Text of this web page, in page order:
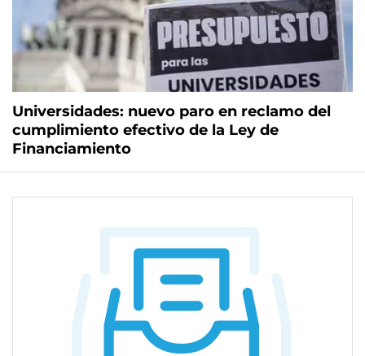
Universidades: nuevo paro en reclamo del
cumplimiento efectivo de la Ley de
Financiamiento